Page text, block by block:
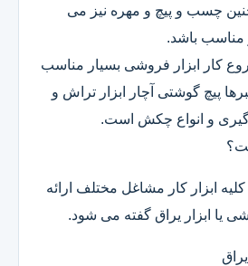
چسب و پیچ و مهره نیز می
مناسب باشد.
کار ابزار فروشی بسیار مناسب
پیچ گوشتی آچار ابزار تراش و
گیری و انواع چکش است.
ابزار کار مشاغل مختلف ارائه
یا ابزار یراق گفته می شود.